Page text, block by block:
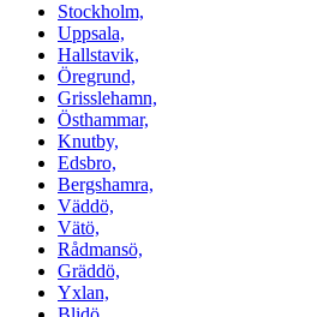
Stockholm,
Uppsala,
Hallstavik,
Öregrund,
Grisslehamn,
Östhammar,
Knutby,
Edsbro,
Bergshamra,
Väddö,
Vätö,
Rådmansö,
Gräddö,
Yxlan,